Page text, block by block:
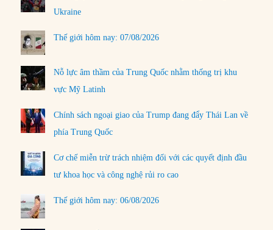
Ukraine
Thế giới hôm nay: 07/08/2026
Nỗ lực âm thầm của Trung Quốc nhằm thống trị khu
vực Mỹ Latinh
Chính sách ngoại giao của Trump đang đẩy Thái Lan về
phía Trung Quốc
Cơ chế miễn trừ trách nhiệm đối với các quyết định đầu
tư khoa học và công nghệ rủi ro cao
Thế giới hôm nay: 06/08/2026